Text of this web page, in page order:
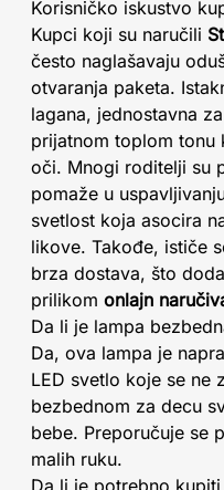
Korisničko iskustvo
Kupci koji su naručili
često naglašavaju
otvaranja paketa.
lagana, jednostavna
prijatnom toplom tonu
oči. Mnogi roditelji su
pomaže u
svetlost koja asocira
likove. Takođe, ističe
brza dostava, što
prilikom onlajn
Da li je lampa
Da, ova lampa je
LED svetlo koje se ne
bezbednom za decu
bebe. Preporučuje se
malih ruku.
Da li je potrebno